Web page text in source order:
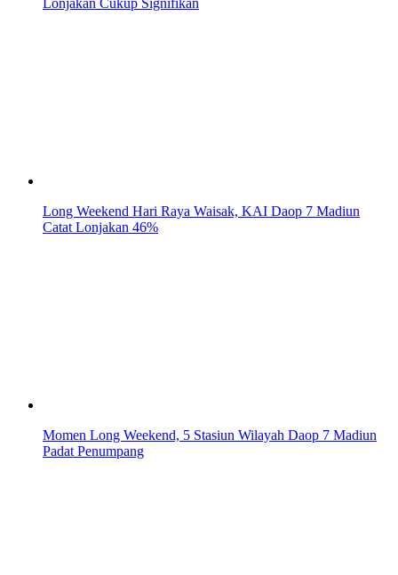
Long Weekend Hari Raya Waisak, KAI Daop 7 Madiun
Catat Lonjakan 46%
Momen Long Weekend, 5 Stasiun Wilayah Daop 7 Madiun
Padat Penumpang